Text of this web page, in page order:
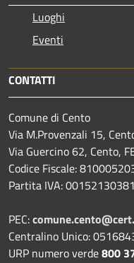
Luoghi
Eventi
CONTATTI
Comune di Cento
Via M.Provenzali 15,
Via Guercino 62, Cento,
Codice Fiscale:
Partita IVA: 00152130381
PEC:
Centralino Unico:
URP numero verde800